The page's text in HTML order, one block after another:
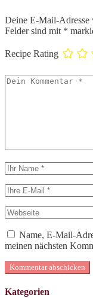
Deine E-Mail-
Felder sind mit *
Recipe Rating
Name, E-Mail-
meinen nächsten
Kommentar abschicken
Kategorien